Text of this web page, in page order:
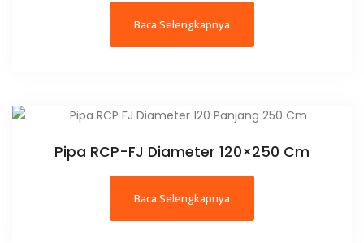
Baca Selengkapnya
Pipa RCP-FJ Diameter 120×250 Cm
Baca Selengkapnya